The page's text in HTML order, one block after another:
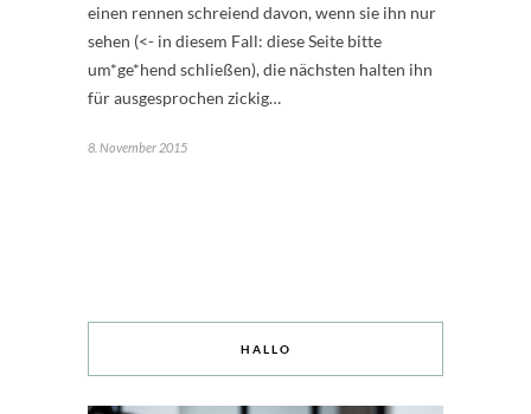
einen rennen schreiend davon, wenn sie ihn nur
sehen (<- in diesem Fall: diese Seite bitte
um*ge*hend schließen), die nächsten halten ihn
für ausgesprochen zickig…
8. November 2015
HALLO